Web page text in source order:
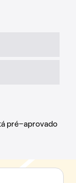
pré-aprovado